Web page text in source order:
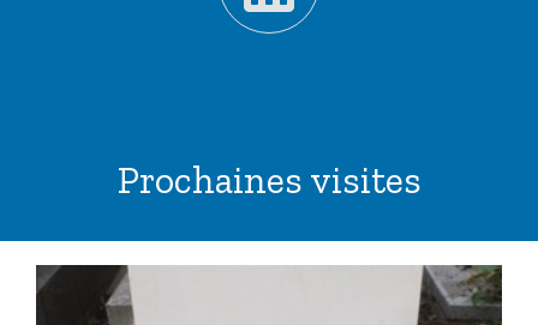
Prochaines visites